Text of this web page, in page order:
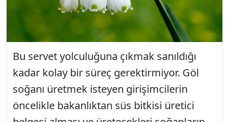
Bu servet yolculuğuna çıkmak sanıldığı
kadar kolay bir süreç gerektirmiyor. Göl
soğanı üretmek isteyen girişimcilerin
öncelikle bakanlıktan süs bitkisi üretici